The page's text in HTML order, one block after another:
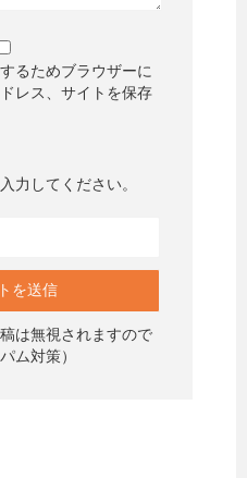
るためブラウザーに
レス、サイトを保存
力してください。
は無視されますので
ム対策）